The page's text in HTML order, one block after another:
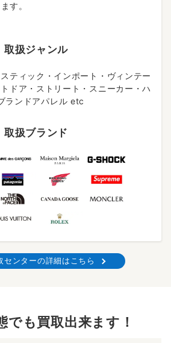
す。
取扱ジャンル
ティック・インポート・ヴィンテー
ドア・ストリート・スニーカー・ハ
ランドアパレル etc
取扱ブランド
センターの詳細はこちら
でも買取出来ます！